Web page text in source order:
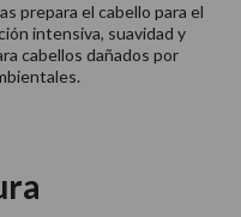
prepara el cabello para el
intensiva, suavidad y
cabellos dañados por